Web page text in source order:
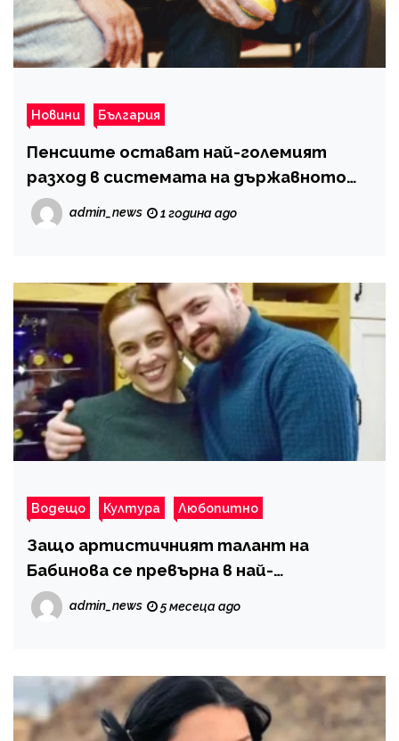
Новини България
Пенсиите остават най-големият
разход в системата на държавното
обществено осигуряване
admin_news 1 година ago
Водещо Култура Любопитно
Защо артистичният талант на
Бабинова се превърна в най-
коментираната тема онлайн
admin_news 5 месеца ago